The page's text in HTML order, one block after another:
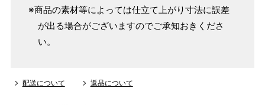
※商品の素材等によっては仕立て上がり寸法に誤差
が出る場合がございますのでご承知おきくださ
い。
配送について 返品について